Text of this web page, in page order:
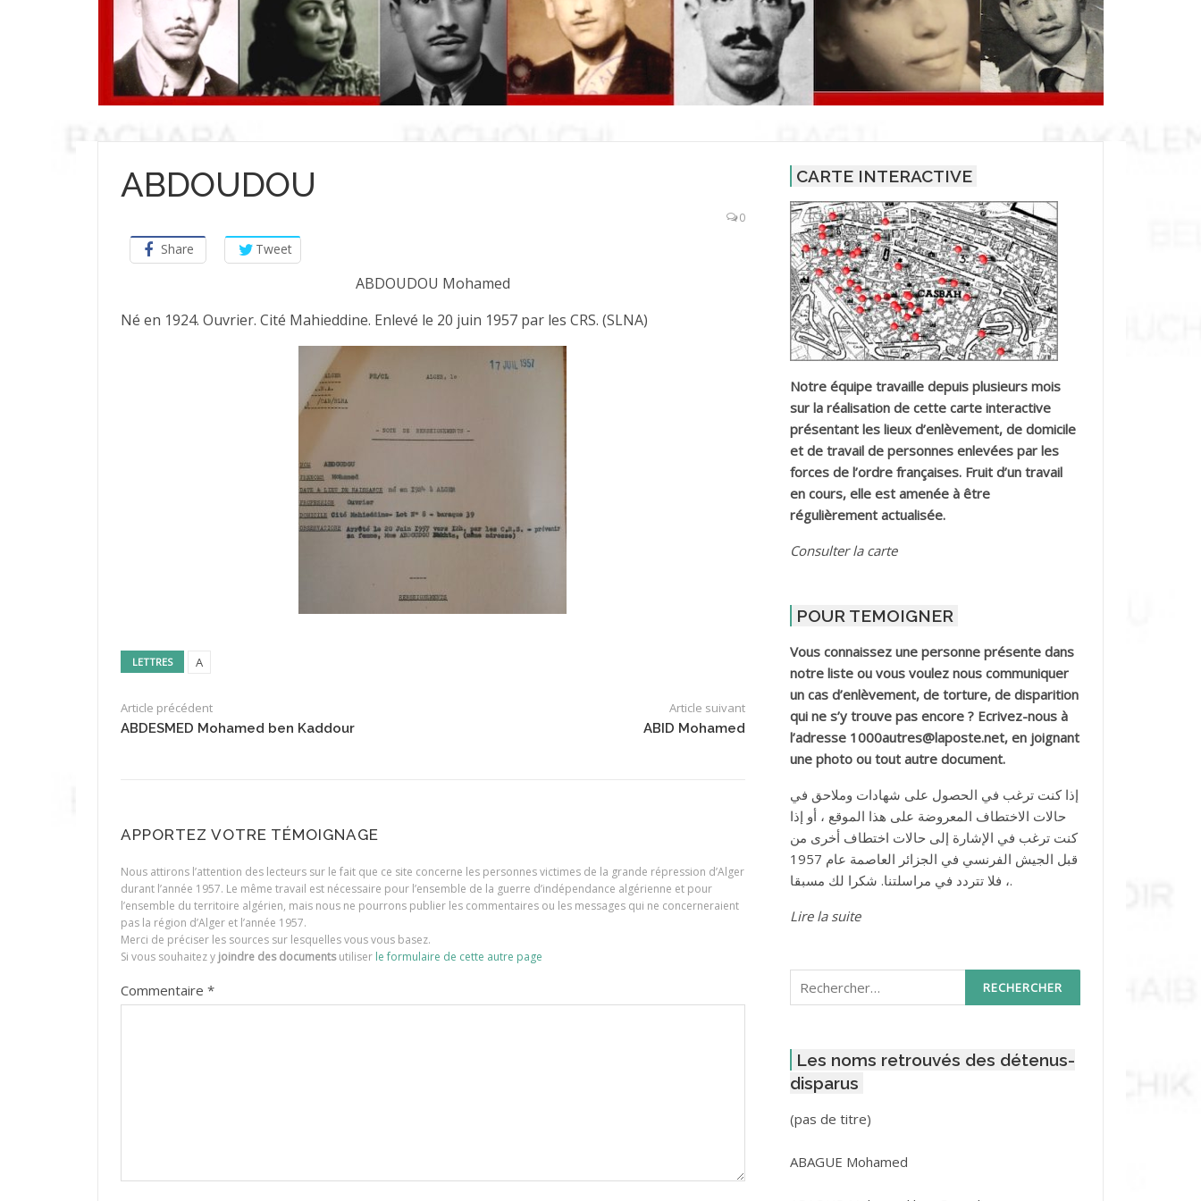
ABDOUDOU
0
Share Tweet
ABDOUDOU Mohamed
Né en 1924. Ouvrier. Cité Mahieddine. Enlevé le 20 juin 1957 par les CRS. (SLNA)
LETTRES A
Article précédent
ABDESMED Mohamed ben Kaddour
Article suivant
ABID Mohamed
APPORTEZ VOTRE TÉMOIGNAGE
Nous attirons l’attention des lecteurs sur le fait que ce site concerne les personnes victimes de la grande répression d’Alger
durant l’année 1957. Le même travail est nécessaire pour l’ensemble de la guerre d’indépendance algérienne et pour
l’ensemble du territoire algérien, mais nous ne pourrons publier les commentaires ou les messages qui ne concerneraient
pas la région d’Alger et l’année 1957.
Merci de préciser les sources sur lesquelles vous vous basez.
Si vous souhaitez y joindre des documentsutiliser le formulaire de cette autre page
Commentaire *
CARTE INTERACTIVE
Notre équipe travaille depuis plusieurs mois
sur la réalisation de cette carte interactive
présentant les lieux d’enlèvement, de domicile
et de travail de personnes enlevées par les
forces de l’ordre françaises. Fruit d’un travail
en cours, elle est amenée à être
régulièrement actualisée.
Consulter la carte
POUR TEMOIGNER
Vous connaissez une personne présente dans
notre liste ou vous voulez nous communiquer
un cas d’enlèvement, de torture, de disparition
qui ne s’y trouve pas encore ? Ecrivez-nous à
l’adresse 1000autres@laposte.net, en joignant
une photo ou tout autre document.
إذا كنت ترغب في الحصول على شهادات وملاحق في
حالات الاختطاف المعروضة على هذا الموقع ، أو إذا
كنت ترغب في الإشارة إلى حالات اختطاف أخرى من
قبل الجيش الفرنسي في الجزائر العاصمة عام 1957
، فلا تتردد في مراسلتنا. شكرا لك مسبقا.
Lire la suite
Rechercher :
Les noms retrouvés des détenus-
disparus
(pas de titre)Post
3416
ABAGUE Mohamed